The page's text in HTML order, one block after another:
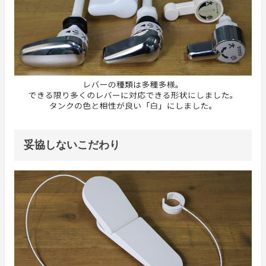
妥協しないこだわり